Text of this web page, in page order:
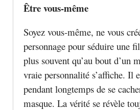
Être vous-même
Soyez vous-même, ne vous
personnage pour séduire une
plus souvent qu’au bout d’un
vraie personnalité s’affiche. Il
pendant longtemps de se
masque. La vérité se révèle